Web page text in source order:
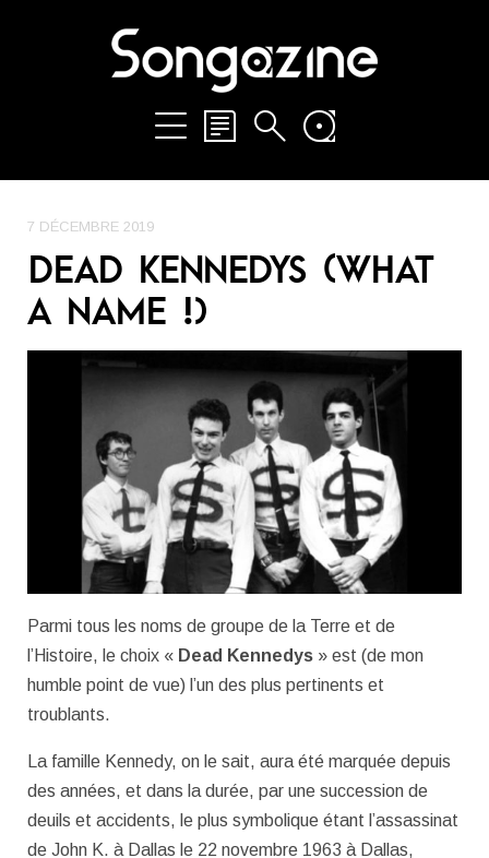
7 DÉCEMBRE 2019
DEAD KENNEDYS (WHAT
A NAME !)
Parmi tous les noms de groupe de la Terre et de
l’Histoire, le choix « Dead Kennedys » est (de mon
humble point de vue) l’un des plus pertinents et
troublants.
La famille Kennedy, on le sait, aura été marquée depuis
des années, et dans la durée, par une succession de
deuils et accidents, le plus symbolique étant l’assassinat
de John K. à Dallas le 22 novembre 1963 à Dallas,